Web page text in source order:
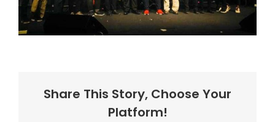
Share This Story, Choose Your
Platform!